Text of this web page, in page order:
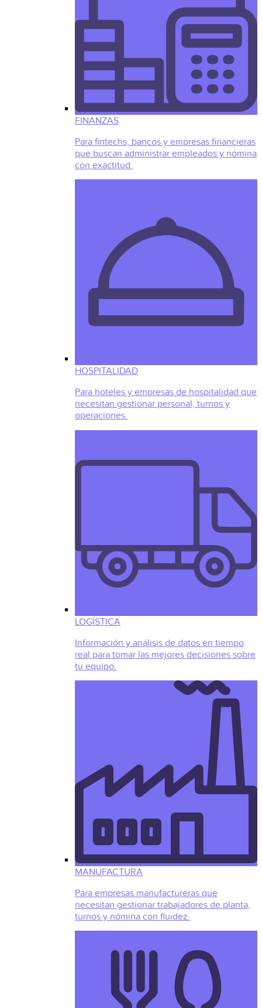
FINANZAS
Para fintechs, bancos y empresas financieras
que buscan administrar empleados y nómina
con exactitud.
HOSPITALIDAD
Para hoteles y empresas de hospitalidad que
necesitan gestionar personal, turnos y
operaciones.
LOGÍSTICA
Información y análisis de datos en tiempo
real para tomar las mejores decisiones sobre
tu equipo.
MANUFACTURA
Para empresas manufactureras que
necesitan gestionar trabajadores de planta,
turnos y nómina con fluidez.